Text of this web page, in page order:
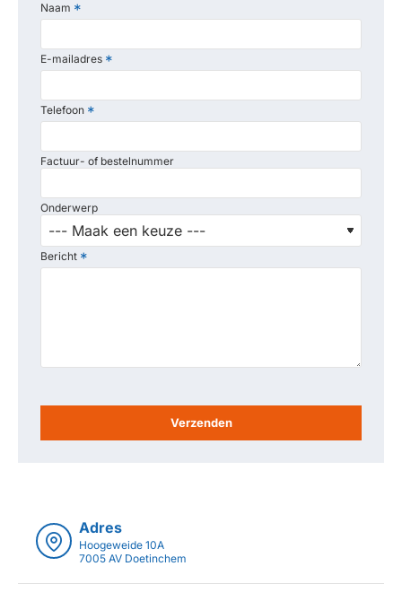
Naam
E-mailadres
Telefoon
Factuur- of bestelnummer
Onderwerp
Bericht
Verzenden
Adres
Hoogeweide 10A
7005 AV Doetinchem